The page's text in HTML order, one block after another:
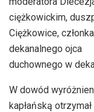
ciężkowickim,
Ciężkowice,
dekanalnego ojca
duchownego w
W dowód
kapłańską